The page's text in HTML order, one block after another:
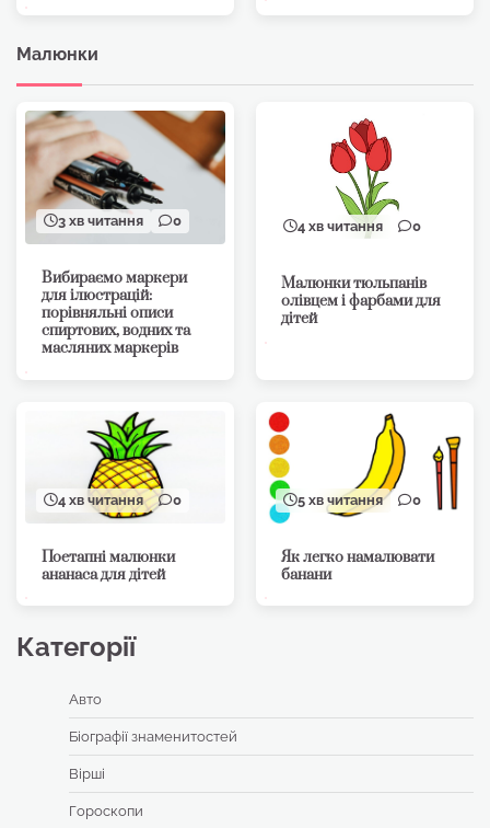
Малюнки
3 хв читання 0
Вибираємо маркери
для ілюстрацій:
порівняльні описи
спиртових, водних та
масляних маркерів
4 хв читання 0
Малюнки тюльпанів
олівцем і фарбами для
дітей
4 хв читання 0
Поетапні малюнки
ананаса для дітей
5 хв читання 0
Як легко намалювати
банани
Категорії
Авто
Біографії знаменитостей
Вірші
Гороскопи